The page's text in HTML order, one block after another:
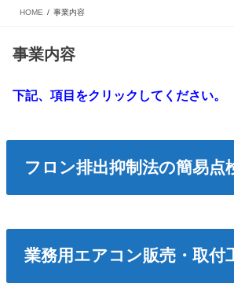
HOME 事業内容
事業内容
下記、項目をクリックしてください。
フロン排出抑制法の簡易点
業務用エアコン販売・取付